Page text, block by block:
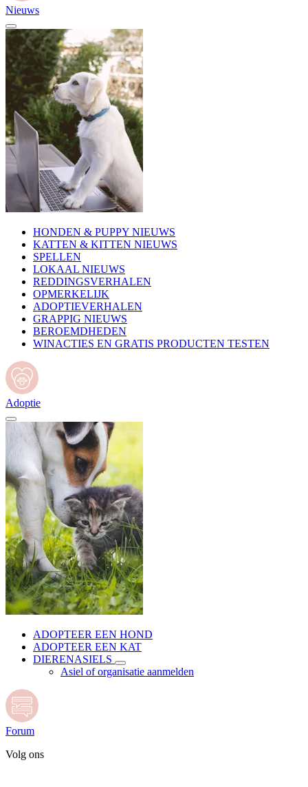
Nieuws
HONDEN & PUPPY NIEUWS
KATTEN & KITTEN NIEUWS
SPELLEN
LOKAAL NIEUWS
REDDINGSVERHALEN
OPMERKELIJK
ADOPTIEVERHALEN
GRAPPIG NIEUWS
BEROEMDHEDEN
WINACTIES EN GRATIS PRODUCTEN TESTEN
Adoptie
ADOPTEER EEN HOND
ADOPTEER EEN KAT
DIERENASIELS
Asiel of organisatie aanmelden
Forum
Volg ons